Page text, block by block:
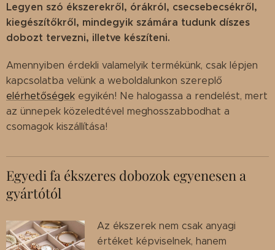
Legyen szó ékszerekről, órákról, csecsebecsékről,
kiegészítőkről, mindegyik számára tudunk díszes
dobozt tervezni, illetve készíteni.
Amennyiben érdekli valamelyik termékünk, csak lépjen
kapcsolatba velünk a weboldalunkon szereplő
elérhetőségek egyikén! Ne halogassa a rendelést, mert
az ünnepek közeledtével meghosszabbodhat a
csomagok kiszállítása!
Egyedi fa ékszeres dobozok egyenesen a
gyártótól
Az ékszerek nem csak anyagi
értéket képviselnek, hanem